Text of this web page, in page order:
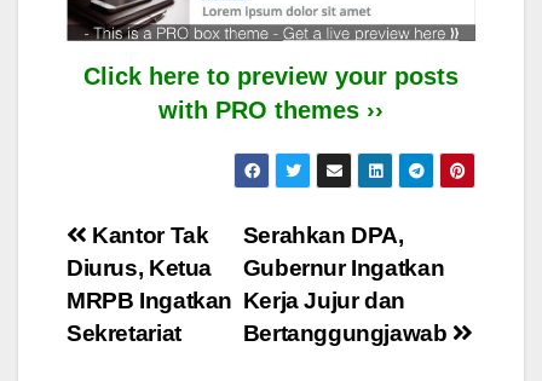
Click here to preview your posts
with PRO themes ››
Post
navigation
Serahkan DPA,
Gubernur Ingatkan
Kerja Jujur dan
Bertanggungjawab
Kantor Tak
Diurus, Ketua
MRPB Ingatkan
Sekretariat